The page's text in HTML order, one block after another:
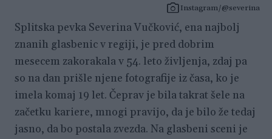
Instagram/@severina
Splitska pevka Severina Vučković, ena najbolj
znanih glasbenic v regiji, je pred dobrim
mesecem zakorakala v 54. leto življenja, zdaj pa
so na dan prišle njene fotografije iz časa, ko je
imela komaj 19 let. Čeprav je bila takrat šele na
začetku kariere, mnogi pravijo, da je bilo že tedaj
jasno, da bo postala zvezda. Na glasbeni sceni je